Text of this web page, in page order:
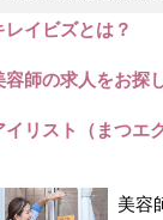
レイビズとは？
容師の求人をお探
イリスト（まつエ
美容